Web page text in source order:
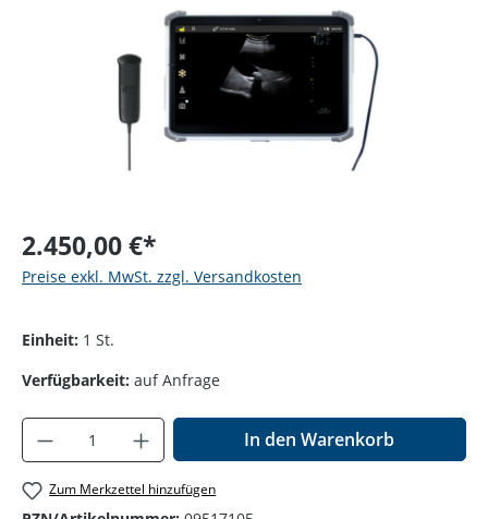
2.450,00 €*
Preise exkl. MwSt. zzgl. Versandkosten
Einheit: 1 St.
Verfügbarkeit: auf Anfrage
Produkt Anzahl: Gib den gewünschten
In den Warenkorb
Zum Merkzettel hinzufügen